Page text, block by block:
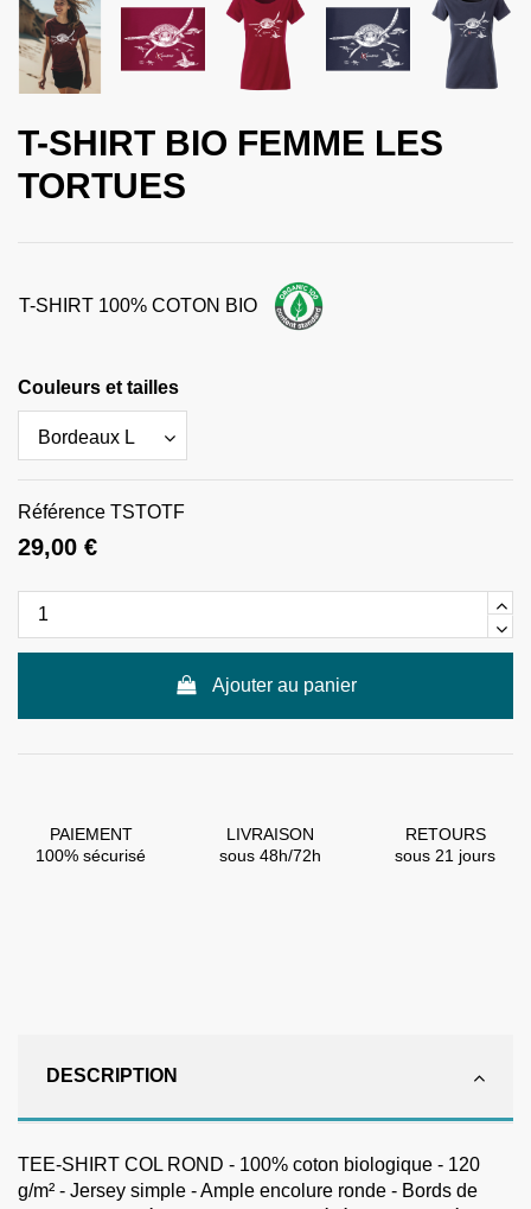
T-SHIRT BIO FEMME LES
TORTUES
T-SHIRT 100% COTON BIO
Couleurs et tailles
Référence TSTOTF
29,00 €
Ajouter au panier
PAIEMENT
100% sécurisé
LIVRAISON
sous 48h/72h
RETOURS
sous 21 jours
DESCRIPTION
TEE-SHIRT COL ROND - 100% coton biologique - 120
g/m² - Jersey simple - Ample encolure ronde - Bords de